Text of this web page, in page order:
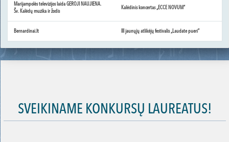
Marijampolės televizijos laida GEROJI NAUJIENA.
Šv. Kalėdų muzika ir žodis
Kalėdinis koncertas „ECCE NOVUM“
Bernardinai.lt III jaunųjų atlikėjų festivalis „Laudate pueri“
SVEIKINAME KONKURSŲ LAUREATUS!